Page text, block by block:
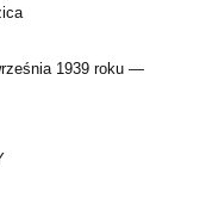
1939 roku —